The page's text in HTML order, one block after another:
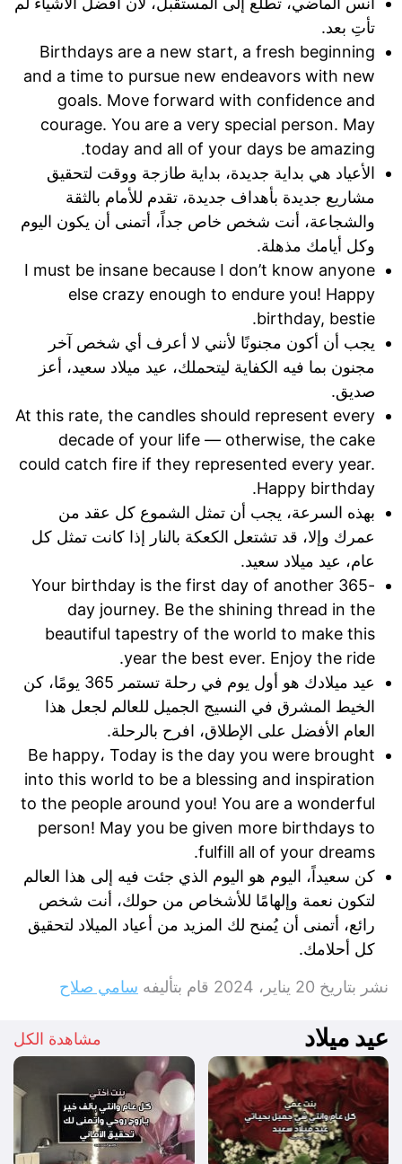
تأتِ بعد.
Birthdays are a new start, a fresh beginning
and a time to pursue new endeavors with new
goals. Move forward with confidence and
courage. You are a very special person. May
today and all of your days be amazing.
الأعياد هي بداية جديدة، بداية طازجة ووقت لتحقيق
مشاريع جديدة بأهداف جديدة، تقدم للأمام بالثقة
والشجاعة، أنت شخص خاص جداً، أتمنى أن يكون اليوم
وكل أيامك مذهلة.
I must be insane because I don’t know anyone
else crazy enough to endure you! Happy
birthday, bestie.
يجب أن أكون مجنونًا لأنني لا أعرف أي شخص آخر
مجنون بما فيه الكفاية ليتحملك، عيد ميلاد سعيد، أعز
صديق.
At this rate, the candles should represent every
decade of your life — otherwise, the cake
could catch fire if they represented every year.
Happy birthday.
بهذه السرعة، يجب أن تمثل الشموع كل عقد من
عمرك وإلا، قد تشتعل الكعكة بالنار إذا كانت تمثل كل
عام، عيد ميلاد سعيد.
Your birthday is the first day of another 365-
day journey. Be the shining thread in the
beautiful tapestry of the world to make this
year the best ever. Enjoy the ride.
عيد ميلادك هو أول يوم في رحلة تستمر 365 يومًا، كن
الخيط المشرق في النسيج الجميل للعالم لجعل هذا
العام الأفضل على الإطلاق، افرح بالرحلة.
Be happy، Today is the day you were brought
into this world to be a blessing and inspiration
to the people around you! You are a wonderful
person! May you be given more birthdays to
fulfill all of your dreams.
كن سعيداً، اليوم هو اليوم الذي جئت فيه إلى هذا العالم
لتكون نعمة وإلهامًا للأشخاص من حولك، أنت شخص
رائع، أتمنى أن يُمنح لك المزيد من أعياد الميلاد لتحقيق
كل أحلامك.
نشر بتاريخ 20 يناير، 2024 قام بتأليفه سامي صلاح
عيد ميلاد مشاهدة الكل